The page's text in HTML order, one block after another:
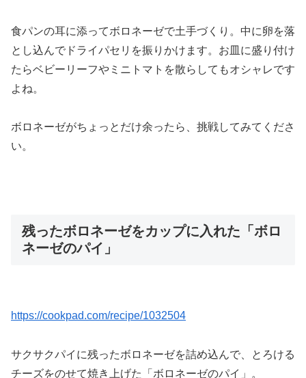
食パンの耳に添ってボロネーゼで土手づくり。中に卵を落
とし込んでドライパセリを振りかけます。お皿に盛り付け
たらベビーリーフやミニトマトを散らしてもオシャレです
よね。
ボロネーゼがちょっとだけ余ったら、挑戦してみてくださ
い。
残ったボロネーゼをカップに入れた「ボロ
ネーゼのパイ」
https://cookpad.com/recipe/1032504
サクサクパイに残ったボロネーゼを詰め込んで、とろける
チーズをのせて焼き上げた「ボロネーゼのパイ」。